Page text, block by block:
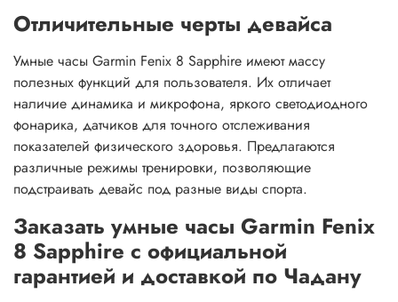
Отличительные черты девайса
Умные часы Garmin Fenix 8 Sapphire имеют массу
полезных функций для пользователя. Их отличает
наличие динамика и микрофона, яркого светодиодного
фонарика, датчиков для точного отслеживания
показателей физического здоровья. Предлагаются
различные режимы тренировки, позволяющие
подстраивать девайс под разные виды спорта.
Заказать умные часы Garmin Fenix
8 Sapphire с официальной
гарантией и доставкой по Чадану